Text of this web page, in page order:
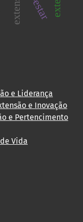
e Liderança
e Inovação
e Pertencimento
Vida